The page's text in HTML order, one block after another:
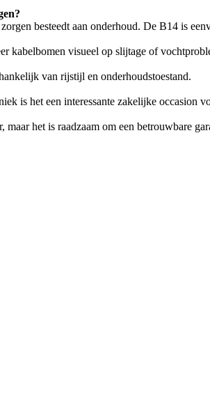
besteedt aan onderhoud. De B14 is
kabelbomen visueel op slijtage of
van rijstijl en onderhoudstoestand.
is het een interessante zakelijke occasion
het is raadzaam om een betrouwbare